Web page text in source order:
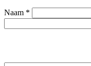
Naam *